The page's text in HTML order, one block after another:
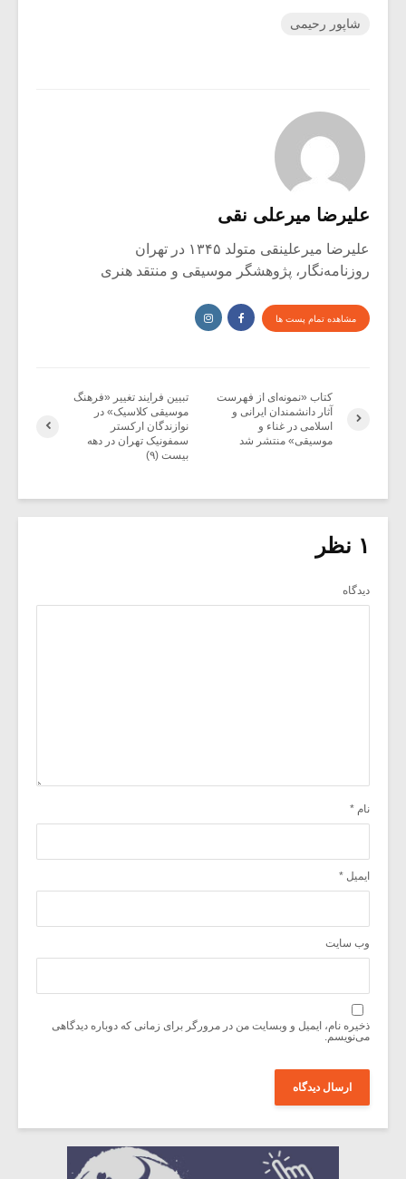
شاپور رحیمی
علیرضا میرعلی نقی
علیرضا میرعلینقی متولد ۱۳۴۵ در تهران
روزنامه‌نگار، پژوهشگر موسیقی و منتقد هنری
مشاهده تمام پست ها
تبیین فرایند تغییر «فرهنگ
موسیقی کلاسیک» در
نوازندگان ارکستر
سمفونیک تهران در دهه
بیست (۹)
کتاب «نمونه‌ای از فهرست
آثار دانشمندان ایرانی و
اسلامی در غناء و
موسیقی» منتشر شد
۱ نظر
دیدگاه
نام *
ایمیل *
وب‌ سایت
ذخیره نام، ایمیل و وبسایت من در مرورگر برای زمانی که دوباره دیدگاهی
می‌نویسم.